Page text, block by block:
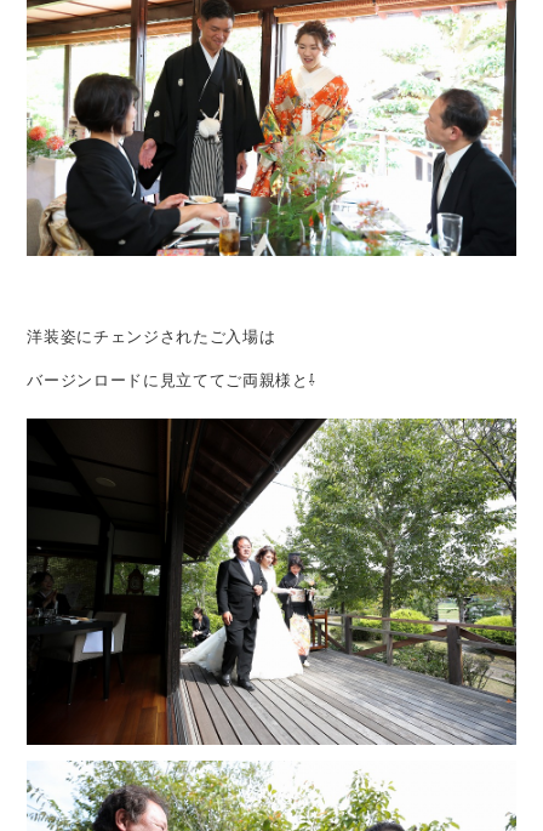
洋装姿にチェンジされたご入場は
バージンロードに見立ててご両親様と⇩